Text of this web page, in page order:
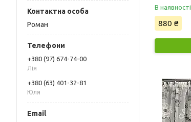
Роман
+380 (97) 674-74-00
Лія
+380 (63) 401-32-81
Юля
В наявності
880 ₴